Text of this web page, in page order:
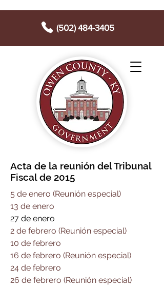
(502) 484-3405
Acta de la reunión del Tribunal
Fiscal de 2015
5 de enero (Reunión especial)
13 de enero
27 de enero
2 de febrero (Reunión especial)
10 de febrero
16 de febrero (Reunión especial)
24 de febrero
26 de febrero (Reunión especial)